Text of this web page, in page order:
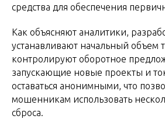
средства для обеспечения
Как объясняют аналитики,
устанавливают начальный объем
контролируют оборотное
запускающие новые проекты и
оставаться анонимными, что
мошенникам использовать
сброса.